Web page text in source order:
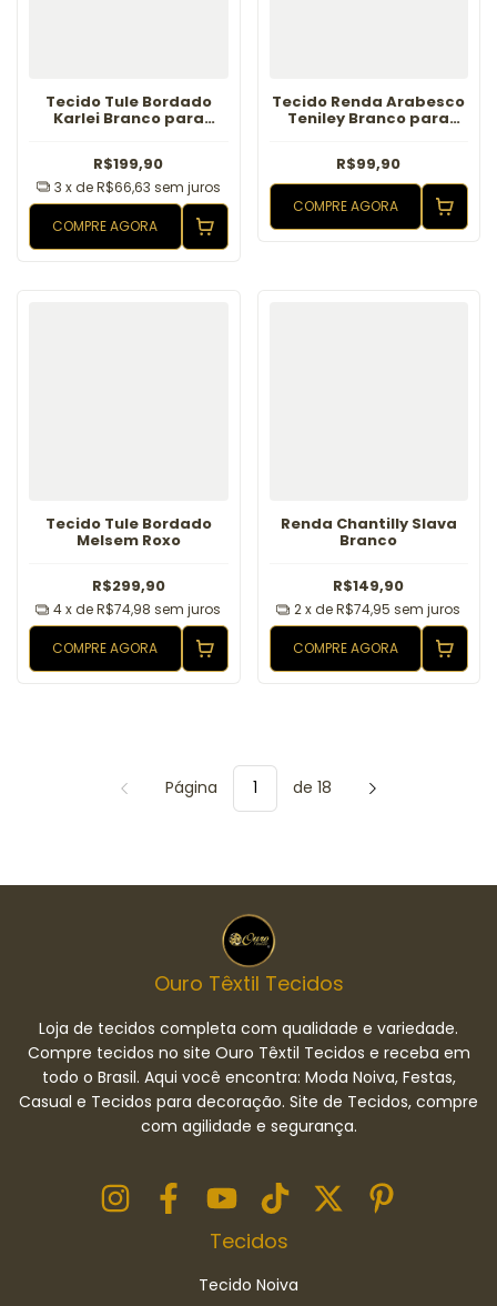
Tecido Tule Bordado
Karlei Branco para
R$199,90
3 x deR$66,63 sem juros
COMPRE AGORA
Tecido Renda Arabesco
Teniley Branco para
R$99,90
COMPRE AGORA
Tecido Tule Bordado
Melsem Roxo
R$299,90
4x deR$74,98 sem juros
COMPRE AGORA
Renda Chantilly Slava
Branco
R$149,90
2x deR$74,95 sem juros
COMPRE AGORA
Página de 18
Ouro Têxtil Tecidos
Loja de tecidos completa com qualidade e variedade.
Compre tecidos no site Ouro Têxtil Tecidos e receba em
todo o Brasil. Aqui você encontra: Moda Noiva, Festas,
Casual e Tecidos para decoração. Site de Tecidos, compre
com agilidade e segurança.
Tecidos
Tecido Noiva